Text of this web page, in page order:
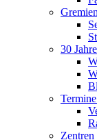
Gremien
30
Zentren